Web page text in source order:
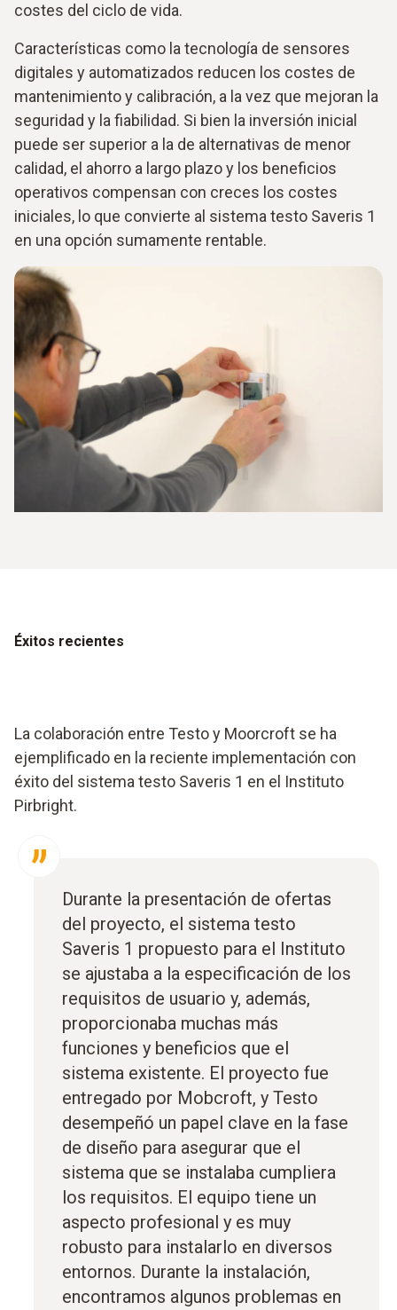
costes del ciclo de vida.
Características como la tecnología de sensores
digitales y automatizados reducen los costes de
mantenimiento y calibración, a la vez que mejoran la
seguridad y la fiabilidad. Si bien la inversión inicial
puede ser superior a la de alternativas de menor
calidad, el ahorro a largo plazo y los beneficios
operativos compensan con creces los costes
iniciales, lo que convierte al sistema testo Saveris 1
en una opción sumamente rentable.
Éxitos recientes
La colaboración entre Testo y Moorcroft se ha
ejemplificado en la reciente implementación con
éxito del sistema testo Saveris 1 en el Instituto
Pirbright.
Durante la presentación de ofertas
del proyecto, el sistema testo
Saveris 1 propuesto para el Instituto
se ajustaba a la especificación de los
requisitos de usuario y, además,
proporcionaba muchas más
funciones y beneficios que el
sistema existente. El proyecto fue
entregado por Mobcroft, y Testo
desempeñó un papel clave en la fase
de diseño para asegurar que el
sistema que se instalaba cumpliera
los requisitos. El equipo tiene un
aspecto profesional y es muy
robusto para instalarlo en diversos
entornos. Durante la instalación,
encontramos algunos problemas en